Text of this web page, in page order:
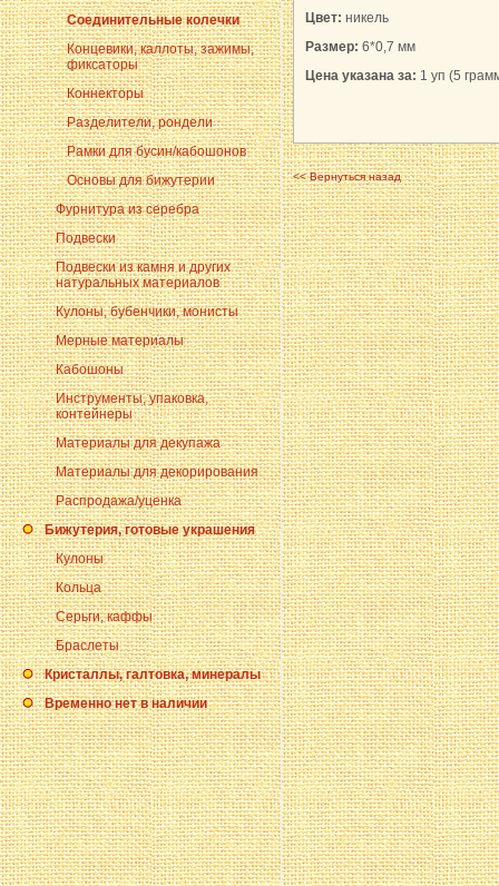
Соединительные колечки
Концевики, каллоты, зажимы,
фиксаторы
Коннекторы
Разделители, рондели
Рамки для бусин/кабошонов
Основы для бижутерии
Фурнитура из серебра
Подвески
Подвески из камня и других
натуральных материалов
Кулоны, бубенчики, монисты
Мерные материалы
Кабошоны
Инструменты, упаковка,
контейнеры
Материалы для декупажа
Материалы для декорирования
Распродажа/уценка
Бижутерия, готовые украшения
Кулоны
Кольца
Серьги, каффы
Браслеты
Кристаллы, галтовка, минералы
Временно нет в наличии
Цвет: никель
Размер: 6*0,7 мм
Цена указана за: 1 уп (5
<< Вернуться назад